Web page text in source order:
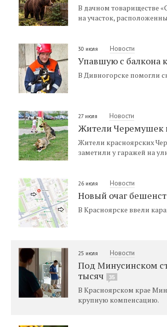
В дачном товариществе
на участок,
30 июля Новости
Упавшую с балкона
В Дивногорске помогли
27 июля Новости
Жители Черемушек
Жители красноярских
заметили у гаражей на
26 июля Новости
Новый очаг
В Красноярске ввели
25 июля Новости
Под Минусинском
тысяч
35
В Красноярском крае
крупную компенсацию.